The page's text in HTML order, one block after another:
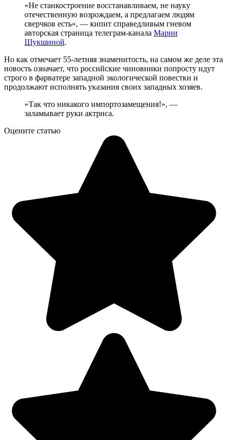
«Не станкостроение восстанавливаем, не науку
отечественную возрождаем, а предлагаем людям
сверчков есть», — кипит справедливым гневом
авторская страница телеграм-канала Марии
Шукшиной.
Но как отмечает 55-летняя знаменитость, на самом же деле эта
новость означает, что российские чиновники попросту идут
строго в фарватере западной экологической повестки и
продолжают исполнять указания своих западных хозяев.
«Так что никакого импортозамещения!», —
заламывает руки актриса.
Оцените статью